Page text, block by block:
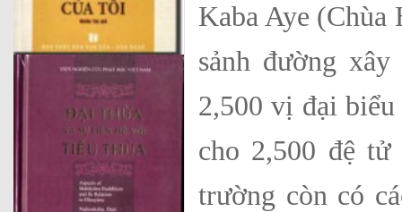
Kaba Aye
sảnh đường
2,500 vị đại
cho 2,500 đệ
trường còn có